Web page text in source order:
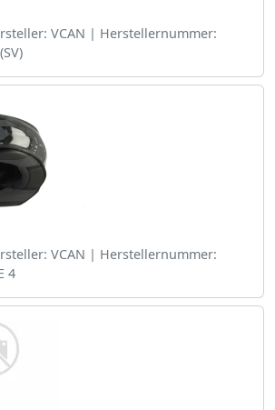
VCAN | Herstellernummer:
VCAN | Herstellernummer:
4